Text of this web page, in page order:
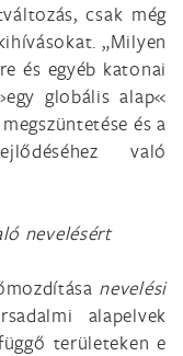
csak még
„Milyen
és egyéb katonai
globális alap«
és a
való
nevelésért
nevelési
alapelvek
területeken e